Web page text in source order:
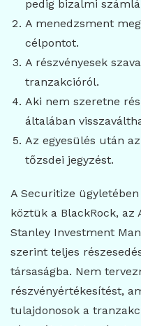
pedig bizalmi
A menedzsment
célpontot.
A részvényesek
tranzakcióról.
Aki nem szeretne
általában
Az egyesülés után
tőzsdei jegyzést.
A Securitize
köztük a BlackRock, az
Stanley Investment
szerint teljes
társaságba. Nem
részvényértékesítést,
tulajdonosok a